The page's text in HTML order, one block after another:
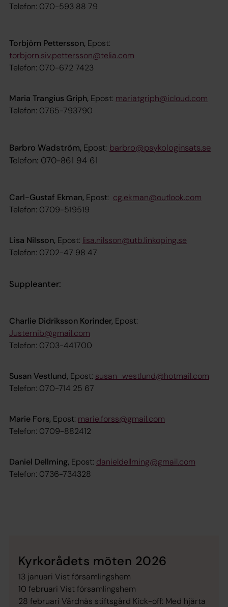
Telefon: 070-593 88 79
Torbjörn Pettersson, Epost:
torbjorn.siv.pettersson@telia.com
Telefon: 070-672 7423
Maria Trangius Griph, Epost: mariatgriph@icloud.com
Telefon: 0765-793790
Barbro Wadström, Epost: barbro@psykologinsats.se
Telefon: 070-861 94 61
Carl-Gustaf Ekman, Epost: cg.ekman@outlook.com
Telefon: 0709-519519
Lisa Nilsson, Epost: lisa.nilsson@utb.linkoping.se
Telefon: 0702-47 98 47
Suppleanter:
Charlie Didriksson Korinder, Epost:
Justernib@gmail.com
Telefon: 0703-441700
Susan Vestlund, Epost: susan_westlund@hotmail.com
Telefon: 070-714 25 67
Marie Fors, Epost: marie.forss@gmail.com
Telefon: 0709-882412
Daniel Dellming, Epost: danieldellming@gmail.com
Telefon: 0736-734328
Kyrkorådets möten 2026
13 januari Vist församlingshem
10 februari Vist församlingshem
28 februari Vårdnäs stiftsgård Kick-off: Med hjärta